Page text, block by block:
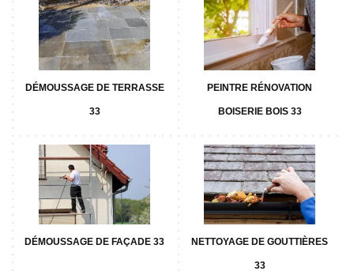
DÉMOUSSAGE DE TERRASSE
33
PEINTRE RÉNOVATION
BOISERIE BOIS 33
DÉMOUSSAGE DE FAÇADE 33 NETTOYAGE DE GOUTTIÈRES
33